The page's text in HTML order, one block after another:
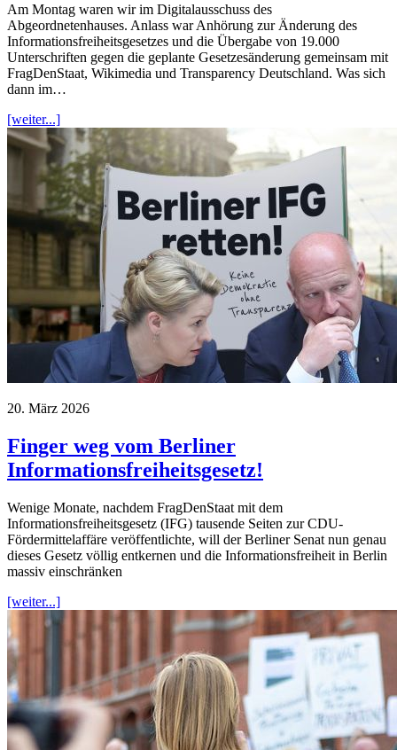
Am Montag waren wir im Digitalausschuss des
Abgeordnetenhauses. Anlass war Anhörung zur Änderung des
Informationsfreiheitsgesetzes und die Übergabe von 19.000
Unterschriften gegen die geplante Gesetzesänderung gemeinsam mit
FragDenStaat, Wikimedia und Transparency Deutschland. Was sich
dann im…
[weiter...]
20. März 2026
Finger weg vom Berliner
Informationsfreiheitsgesetz!
Wenige Monate, nachdem FragDenStaat mit dem
Informationsfreiheitsgesetz (IFG) tausende Seiten zur CDU-
Fördermittelaffäre veröffentlichte, will der Berliner Senat nun genau
dieses Gesetz völlig entkernen und die Informationsfreiheit in Berlin
massiv einschränken
[weiter...]